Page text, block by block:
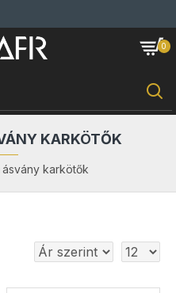
0
ásvány karkötők
KARKÖTŐK